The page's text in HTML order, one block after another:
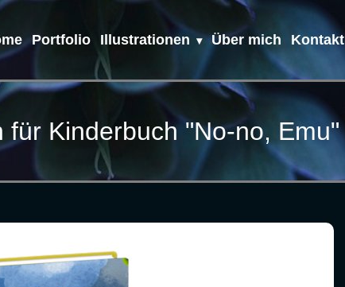
Portfolio Illustrationen Über mich Kontakt
für Kinderbuch "No-no, Emu"